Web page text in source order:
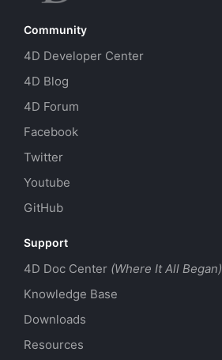
Community
4D Developer Center
4D Blog
4D Forum
Facebook
Twitter
Youtube
GitHub
Support
4D Doc Center (Where It All Began)
Knowledge Base
Downloads
Resources